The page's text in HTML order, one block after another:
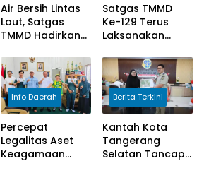
Air Bersih Lintas
Laut, Satgas
TMMD Hadirkan
Masyarakat
Kepulauan
Umbele
Satgas TMMD
Ke-129 Terus
Laksanakan
Badan Jalan
Demi Hasil yang
Maksimal
Info Daerah
Percepat
Legalitas Aset
Keagamaan
Berita Terkini
Kantah Kota
Tangerang
Selatan Tancap